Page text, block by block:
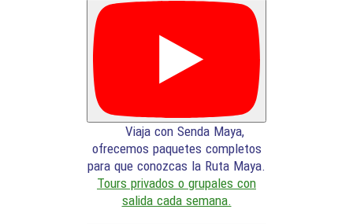
Viaja con Senda Maya,
ofrecemos paquetes completos
para que conozcas la Ruta Maya.
Tours privados o grupales con
salida cada semana.